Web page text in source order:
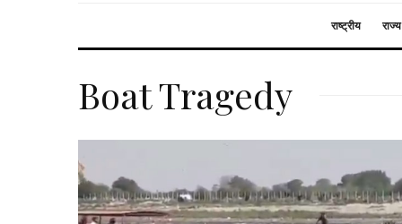
राष्ट्रीय राज्य
Boat Tragedy